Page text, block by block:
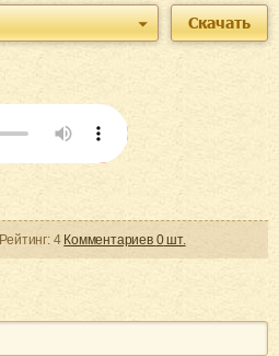
Скачать
Рейтинг: 4 Комментариев 0шт.